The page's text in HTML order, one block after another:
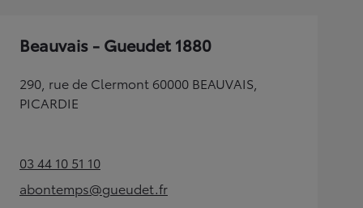
Beauvais - Gueudet 1880
290, rue de Clermont 60000 BEAUVAIS,
PICARDIE
03 44 10 51 10(Opens in new tab)
abontemps@gueudet.fr
(Opens in new tab)